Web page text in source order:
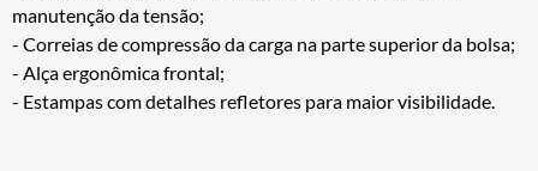
manutenção da tensão;
- Correias de compressão da carga na parte superior da bolsa;
- Alça ergonômica frontal;
- Estampas com detalhes refletores para maior visibilidade.